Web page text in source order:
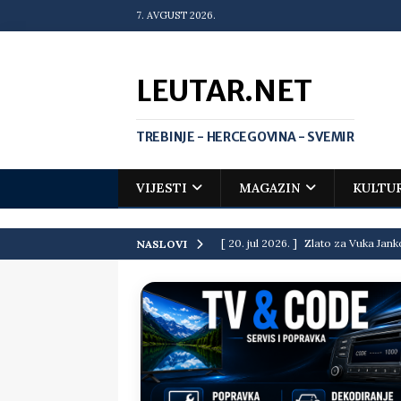
7. AVGUST 2026.
LEUTAR.NET
TREBINJE - HERCEGOVINA - SVEMIR
VIJESTI MAGAZIN
NASLOVI [ 20. jul 2026. ] Zlato za Vuka
[ 19. jul 2026. ] Da li i obraz ima
[ 16. jul 2026. ] Mile će da ti oprosti
[ 16. jul 2026. ] Krediti i dugovi
[ 15. jul 2026. ] Politički potres u